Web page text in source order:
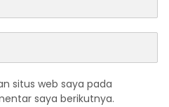
situs web saya pada
saya berikutnya.